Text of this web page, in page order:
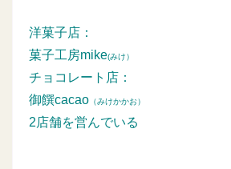
洋菓子店：
菓子工房mike(みけ）
チョコレート店：
御饌cacao （みけかかお）
2店舗を営んでいる